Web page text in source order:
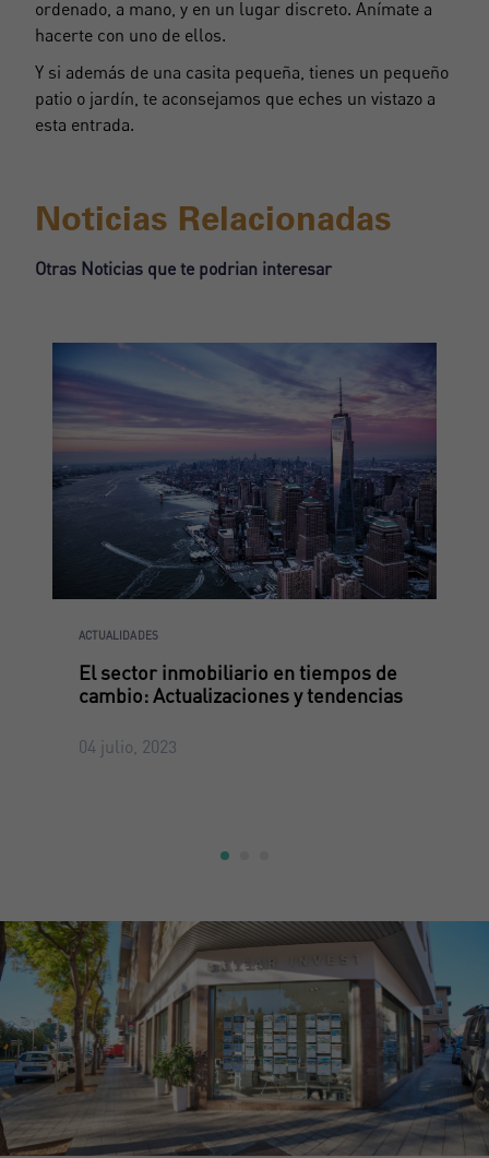
ordenado, a mano, y en un lugar discreto. Anímate a
hacerte con uno de ellos.
Y si además de una casita pequeña, tienes un pequeño
patio o jardín, te aconsejamos que eches un vistazo a
esta entrada.
Noticias Relacionadas
Otras Noticias que te podrian interesar
ACTUALIDADES
El sector inmobiliario en tiempos de
cambio: Actualizaciones y tendencias
04 julio, 2023